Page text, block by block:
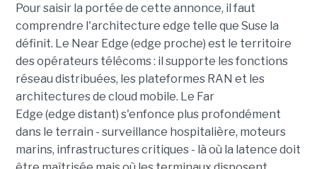
Pour saisir la portée de cette annonce, il faut
comprendre l'architecture edge telle que Suse la
définit. Le Near Edge (edge proche) est le territoire
des opérateurs télécoms : il supporte les fonctions
réseau distribuées, les plateformes RAN et les
architectures de cloud mobile. Le Far
Edge (edge distant) s'enfonce plus profondément
dans le terrain - surveillance hospitalière, moteurs
marins, infrastructures critiques - là où la latence doit